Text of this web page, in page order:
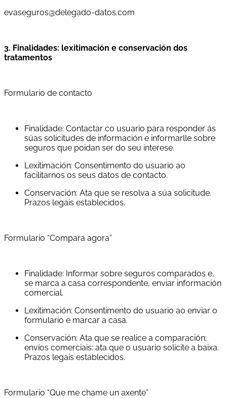
evaseguros@delegado-datos.com
3. Finalidades: lexitimación e conservación dos
tratamentos
Formulario de contacto
Finalidade: Contactar co usuario para responder ás
súas solicitudes de información e informarlle sobre
seguros que poidan ser do seu interese.
Lexitimación: Consentimento do usuario ao
facilitarnos os seus datos de contacto.
Conservación: Ata que se resolva a súa solicitude.
Prazos legais establecidos.
Formulario “Compara agora”
Finalidade: Informar sobre seguros comparados e,
se marca a casa correspondente, enviar información
comercial.
Lexitimación: Consentimento do usuario ao enviar o
formulario e marcar a casa.
Conservación: Ata que se realice a comparación;
envíos comerciais: ata que o usuario solicite a baixa.
Prazos legais establecidos.
Formulario “Que me chame un axente”